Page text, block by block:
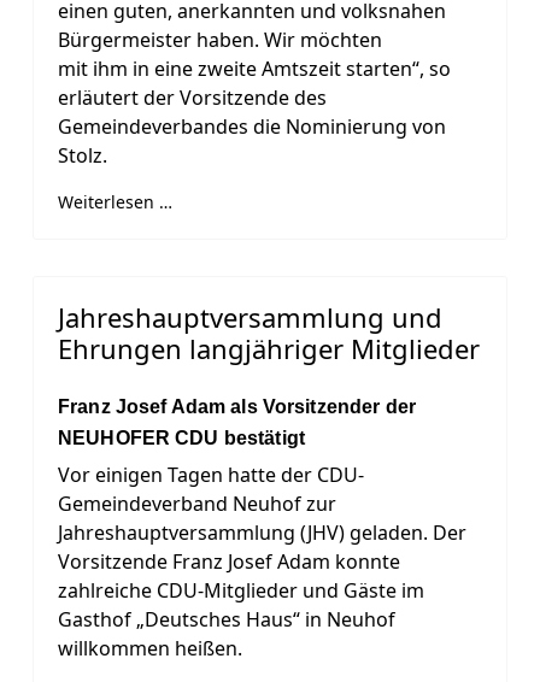
einen guten, anerkannten und volksnahen
Bürgermeister haben. Wir möchten
mit ihm in eine zweite Amtszeit starten“, so
erläutert der Vorsitzende des
Gemeindeverbandes die Nominierung von
Stolz.
Weiterlesen …
Jahreshauptversammlung und
Ehrungen langjähriger Mitglieder
Franz Josef Adam als Vorsitzender der
NEUHOFER CDU bestätigt
Vor einigen Tagen hatte der CDU-
Gemeindeverband Neuhof zur
Jahreshauptversammlung (JHV) geladen. Der
Vorsitzende Franz Josef Adam konnte
zahlreiche CDU-Mitglieder und Gäste im
Gasthof „Deutsches Haus“ in Neuhof
willkommen heißen.